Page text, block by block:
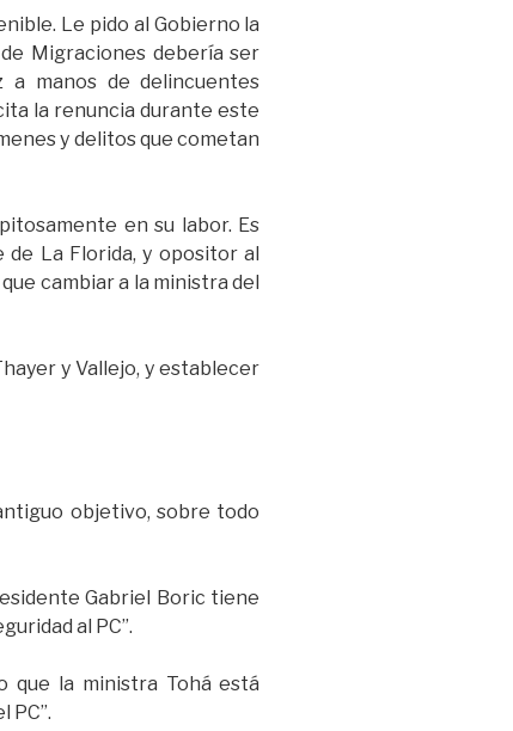
Le pido al Gobierno la
Migraciones debería ser
a manos de delincuentes
la renuncia durante este
y delitos que cometan
en su labor. Es
de La Florida, y opositor al
cambiar a la ministra del
y Vallejo, y establecer
objetivo, sobre todo
Gabriel Boric tiene
al PC”.
que la ministra Tohá está
PC”.